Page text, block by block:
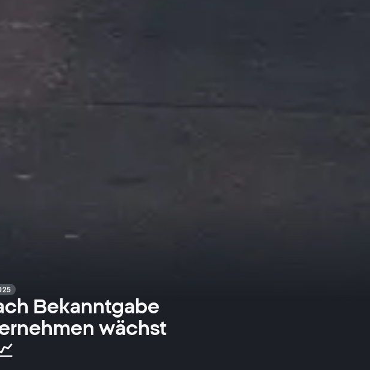
Bekanntgabe
wächst